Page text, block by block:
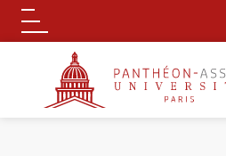
Logo